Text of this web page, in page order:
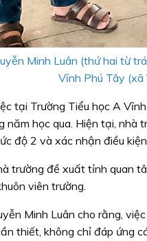
Minh Luân (thứ hai từ
Vĩnh Phú Tây (xã
tại Trường Tiểu học A
năm học qua. Hiện tại,
độ 2 và xác nhận điều
trường đề xuất tỉnh quan
viên trường.
Minh Luân cho rằng,
thiết, không chỉ đáp ứng